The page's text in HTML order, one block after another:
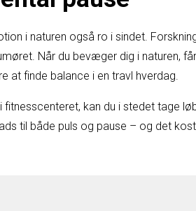
i naturen også ro i sindet.
Når du bevæger dig i naturen,
at finde balance i en travl hverdag.
kan du i stedet tage
til både puls og pause – og det